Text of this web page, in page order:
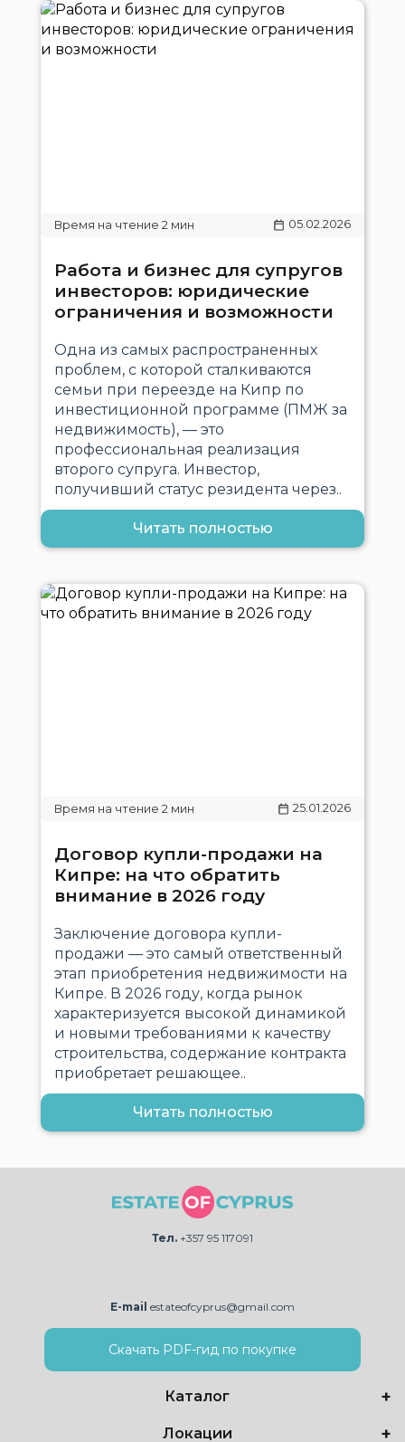
05.02.2026
Работа и бизнес для супругов
инвесторов: юридические
ограничения и возможности
Одна из самых распространенных
проблем, с которой сталкиваются
семьи при переезде на Кипр по
инвестиционной программе (ПМЖ за
недвижимость), — это
профессиональная реализация
второго супруга. Инвестор,
получивший статус резидента через..
Читать полностью
25.01.2026
Договор купли-продажи на
Кипре: на что обратить
внимание в 2026 году
Заключение договора купли-
продажи — это самый ответственный
этап приобретения недвижимости на
Кипре. В 2026 году, когда рынок
характеризуется высокой динамикой
и новыми требованиями к качеству
строительства, содержание контракта
приобретает решающее..
Читать полностью
Тел. +357 95 117091
E-mail estateofcyprus@gmail.com
Скачать PDF-гид по покупке
Каталог
Локации